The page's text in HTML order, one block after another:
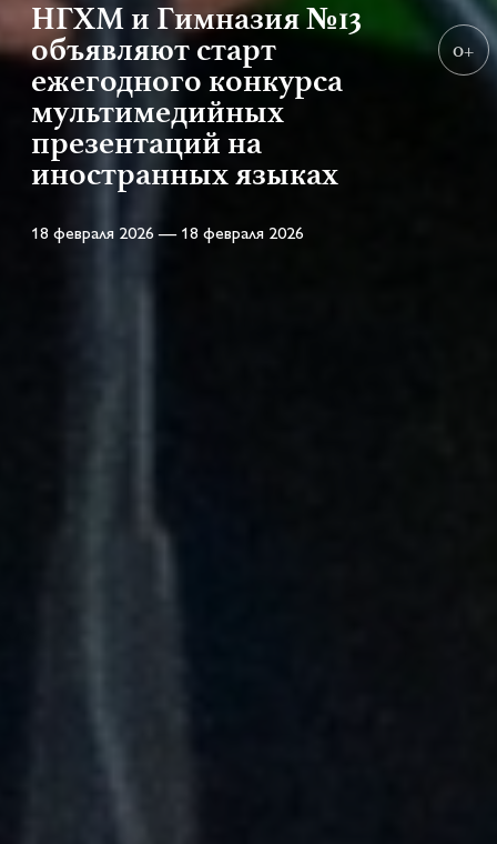
НГХМ и Гимназия №13
объявляют старт
ежегодного конкурса
мультимедийных
презентаций на
иностранных языках
18 февраля 2026 — 18 февраля 2026
0+